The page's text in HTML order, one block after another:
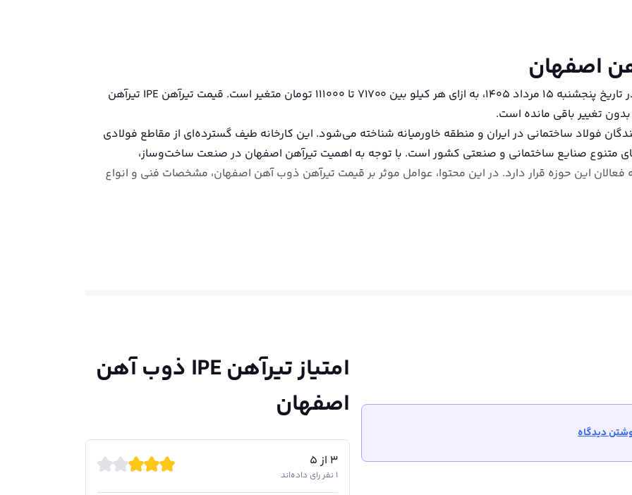
قیمت تیرآهن IPE تیرآهن IPE ذوب آهن اصفهان در تاریخ پنجشنبه ۱۵ مرداد ۱۴۰۵، به ازای هر کیلو بین 71700 تا 111000 تومان متغیر است. قیمت تیرآهن IPE تیرآهن
فولاد ساختمانی در ایران و منطقه خاورمیانه شناخته می‌شود. این کارخانه طیف گسترده‌ای از مقاطع فولادی
متنوع صنایع ساختمانی و صنعتی کشور است. با توجه به اهمیت تیرآهن اصفهان در صنعت ساخت‌وساز،
این حوزه قرار دارد. در این محتوا، عوامل موثر بر قیمت تیرآهن ذوب آهن اصفهان، مشخصات فنی و انواع
لازم به ذکر است که هر شاخه تیرآهن اصفهان، طول ۱۲ متر دارد و به صورت بندیل‌های ۴.۵ تا ۵ تنی بسته‌بندی می‌شود. حمل‌ونقل تیرآهن‌های تولیدی ذوب آهن
و حداقل مقدار بار برای هر بار ارسال، ۲۳ تن است.
دیدگاه
امتیاز
تیرآهن IPE ذوب آهن
اصفهان
3 از 5
1 نفر رای داده‌اند